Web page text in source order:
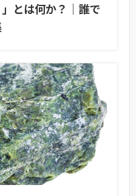
とは何か？｜誰で